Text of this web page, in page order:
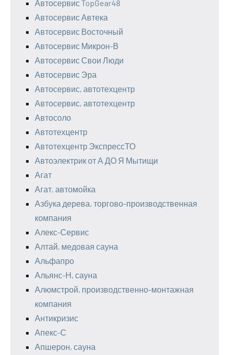
Автосервис TopGear48
Автосервис Автека
Автосервис Восточный
Автосервис Микрон-В
Автосервис Свои Люди
Автосервис Эра
Автосервис, автотехцентр
Автосервис, автотехцентр
Автосоло
Автотехцентр
Автотехцентр ЭкспрессТО
Автоэлектрик от А ДО Я Мытищи
Агат
Агат, автомойка
Азбука дерева, торгово-производственная
компания
Алекс-Сервис
Алтай, медовая сауна
Альфапро
Альянс-Н, сауна
Алюмстрой, производственно-монтажная
компания
Антикризис
Апекс-С
Апшерон, сауна